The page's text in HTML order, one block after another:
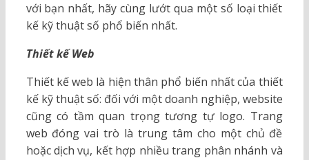
với bạn nhất, hãy cùng lướt qua một số loại thiết
kế kỹ thuật số phổ biến nhất.
Thiết kế Web
Thiết kế web là hiện thân phổ biến nhất của thiết
kế kỹ thuật số: đối với một doanh nghiệp, website
cũng có tầm quan trọng tương tự logo. Trang
web đóng vai trò là trung tâm cho một chủ đề
hoặc dịch vụ, kết hợp nhiều trang phân nhánh và